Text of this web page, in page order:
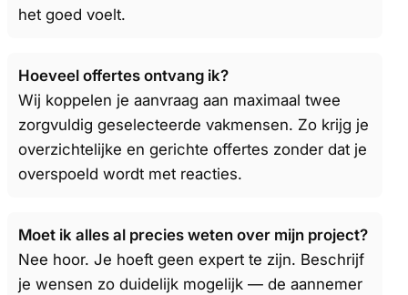
het goed voelt.
Hoeveel offertes ontvang ik?
Wij koppelen je aanvraag aan maximaal twee
zorgvuldig geselecteerde vakmensen. Zo krijg je
overzichtelijke en gerichte offertes zonder dat je
overspoeld wordt met reacties.
Moet ik alles al precies weten over mijn project?
Nee hoor. Je hoeft geen expert te zijn. Beschrijf
je wensen zo duidelijk mogelijk — de aannemer